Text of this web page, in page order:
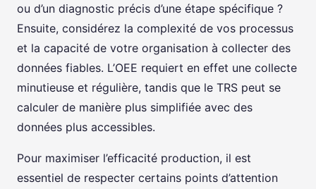
ou d’un diagnostic précis d’une étape spécifique ?
Ensuite, considérez la complexité de vos processus
et la capacité de votre organisation à collecter des
données fiables. L’OEE requiert en effet une collecte
minutieuse et régulière, tandis que le TRS peut se
calculer de manière plus simplifiée avec des
données plus accessibles.
Pour maximiser l’efficacité production, il est
essentiel de respecter certains points d’attention